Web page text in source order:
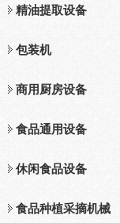
精油提取设备
包装机
商用厨房设备
食品通用设备
休闲食品设备
食品种植采摘机械